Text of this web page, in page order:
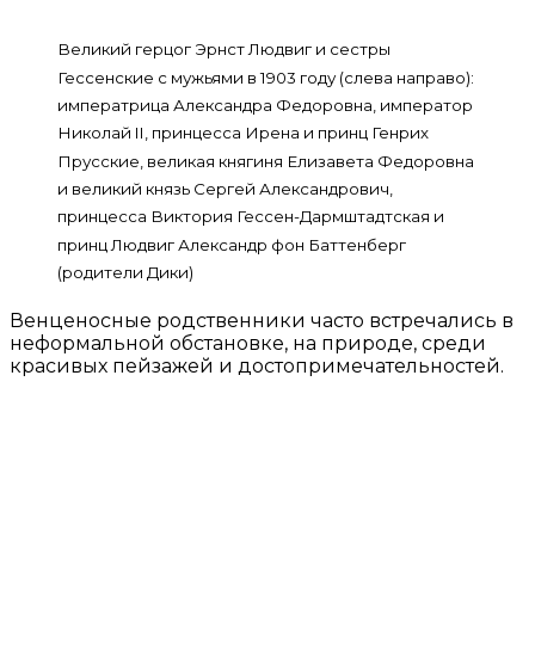
Великий герцог Эрнст Людвиг и сестры
Гессенские с мужьями в 1903 году (слева направо):
императрица Александра Федоровна, император
Николай II, принцесса Ирена и принц Генрих
Прусские, великая княгиня Елизавета Федоровна
и великий князь Сергей Александрович,
принцесса Виктория Гессен-Дармштадтская и
принц Людвиг Александр фон Баттенберг
(родители Дики)
Венценосные родственники часто встречались в
неформальной обстановке, на природе, среди
красивых пейзажей и достопримечательностей.